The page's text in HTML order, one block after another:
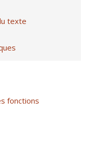
texte
fonctions